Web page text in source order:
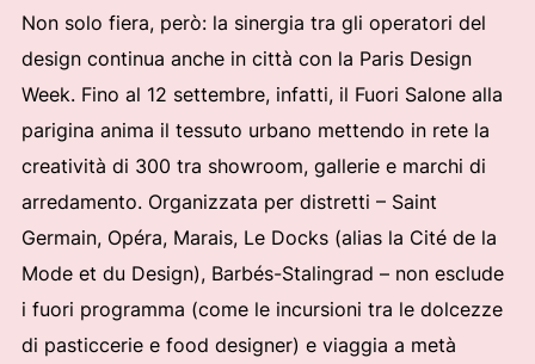
Non solo fiera, però: la sinergia tra gli operatori del
design continua anche in città con la Paris Design
Week. Fino al 12 settembre, infatti, il Fuori Salone alla
parigina anima il tessuto urbano mettendo in rete la
creatività di 300 tra showroom, gallerie e marchi di
arredamento. Organizzata per distretti – Saint
Germain, Opéra, Marais, Le Docks (alias la Cité de la
Mode et du Design), Barbés-Stalingrad – non esclude
i fuori programma (come le incursioni tra le dolcezze
di pasticcerie e food designer) e viaggia a metà